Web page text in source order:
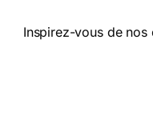
Inspirez-vous de nos